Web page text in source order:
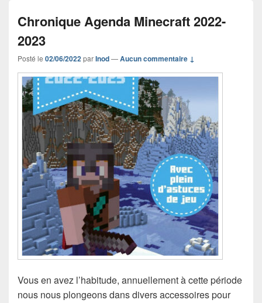
Chronique Agenda Minecraft 2022-
2023
Posté le 02/06/2022parInod—Aucun commentaire ↓
Vous en avez l’habitude, annuellement à cette période
nous nous plongeons dans divers accessoires pour